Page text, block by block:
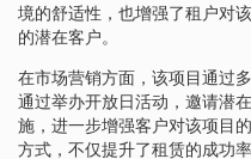
境的舒适性，也增强了租户对
的潜在客户。
在市场营销方面，该项目通过
通过举办开放日活动，邀请潜
施，进一步增强客户对该项目
方式，不仅提升了租赁的成功